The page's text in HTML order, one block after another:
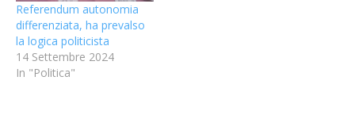
Referendum autonomia
differenziata, ha prevalso
la logica politicista
14 Settembre 2024
In "Politica"